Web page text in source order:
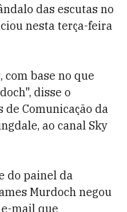
das escutas no
nesta terça-feira
base no que
disse o
de Comunicação da
ao canal Sky
do painel da
Murdoch negou
mail que